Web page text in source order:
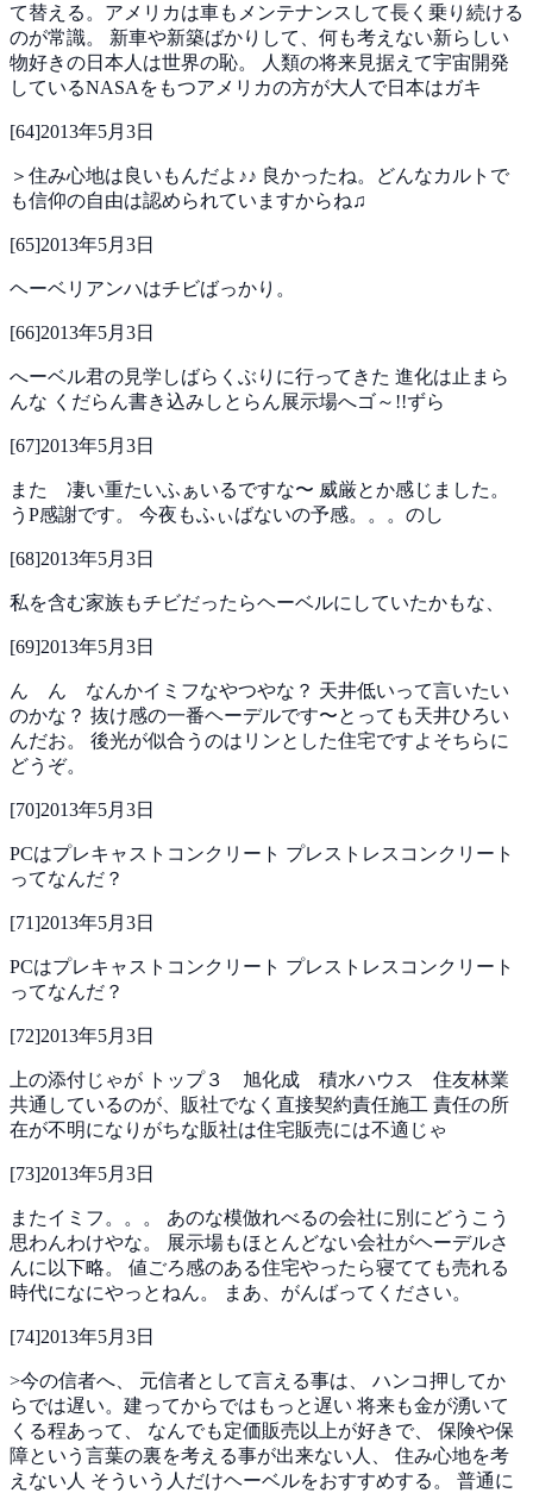
て替える。アメリカは車もメンテナンスして長く乗り続ける
のが常識。 新車や新築ばかりして、何も考えない新らしい
物好きの日本人は世界の恥。
人類の将来見据えて宇宙開発
しているNASAをもつアメリカの方が大人で日本はガキ
[64]2013年5月3日
＞住み心地は良いもんだよ♪♪ 良かったね。どんなカルトで
も信仰の自由は認められていますからね♫
[65]2013年5月3日
ヘーベリアンハはチビばっかり。
[66]2013年5月3日
へーベル君の見学しばらくぶりに行ってきた 進化は止まら
んな くだらん書き込みしとらん展示場へゴ～!!ずら
[67]2013年5月3日
また 凄い重たいふぁいるですな〜 威厳とか感じました。
うP感謝です。 今夜もふぃばないの予感。。。のし
[68]2013年5月3日
私を含む家族もチビだったらヘーベルにしていたかもな、
[69]2013年5月3日
ん ん なんかイミフなやつやな？ 天井低いって言いたい
のかな？ 抜け感の一番ヘーデルです〜とっても天井ひろい
んだお。 後光が似合うのはリンとした住宅ですよそちらに
どうぞ。
[70]2013年5月3日
PCはプレキャストコンクリート プレストレスコンクリート
ってなんだ？
[71]2013年5月3日
PCはプレキャストコンクリート プレストレスコンクリート
ってなんだ？
[72]2013年5月3日
上の添付じゃが トップ３ 旭化成 積水ハウス 住友林業
共通しているのが、販社でなく直接契約責任施工 責任の所
在が不明になりがちな販社は住宅販売には不適じゃ
[73]2013年5月3日
またイミフ。。。 あのな模倣れべるの会社に別にどうこう
思わんわけやな。
展示場もほとんどない会社がヘーデルさ
んに以下略。 値ごろ感のある住宅やったら寝てても売れる
時代になにやっとねん。
まあ、がんばってください。
[74]2013年5月3日
>今の信者へ、 元信者として言える事は、 ハンコ押してか
らでは遅い。建ってからではもっと遅い 将来も金が湧いて
くる程あって、 なんでも定価販売以上が好きで、 保険や保
障という言葉の裏を考える事が出来ない人、 住み心地を考
えない人 そういう人だけヘーベルをおすすめする。 普通に